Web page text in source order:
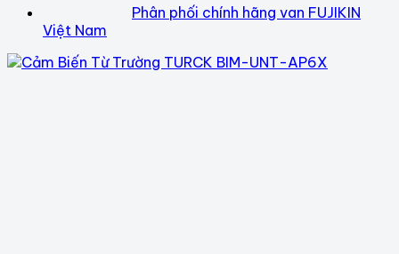
Phân phối chính hãng van FUJIKIN
Việt Nam